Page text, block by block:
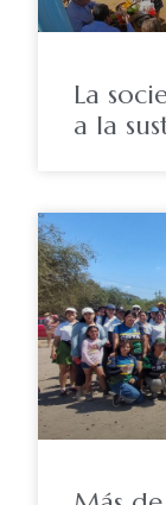
La
a la